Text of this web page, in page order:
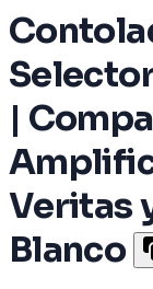
|
Veritas
Blanco